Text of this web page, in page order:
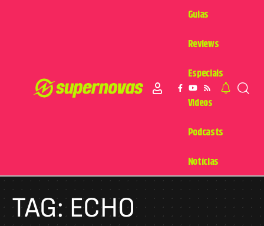
Guias
Reviews
Especiais
Videos
Podcasts
Notícias
TAG:ECHO